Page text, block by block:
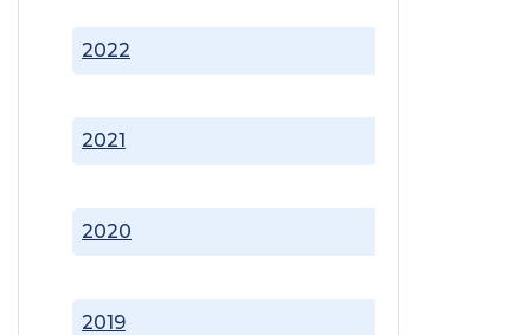
2019
2020
2021
2022